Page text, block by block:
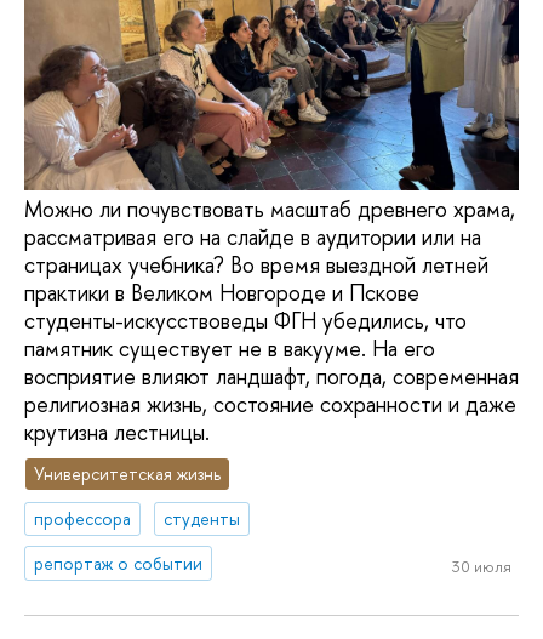
Можно ли почувствовать масштаб древнего храма,
рассматривая его на слайде в аудитории или на
страницах учебника? Во время выездной летней
практики в Великом Новгороде и Пскове
студенты-искусствоведы ФГН убедились, что
памятник существует не в вакууме. На его
восприятие влияют ландшафт, погода, современная
религиозная жизнь, состояние сохранности и даже
крутизна лестницы.
Университетская жизнь
профессора
студенты
репортаж о событии
30 июля